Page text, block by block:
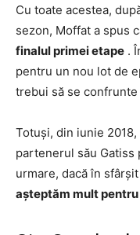
Cu toate acestea,
sezon, Moffat a spus
finalul primei etape .
pentru un nou lot de
trebui să se
Totuși, din iunie
partenerul său Gatiss
urmare, dacă în
așteptăm mult